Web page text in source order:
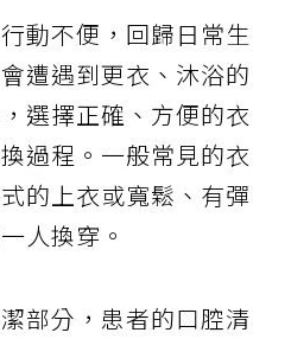
動不便，回歸日常生
遭遇到更衣、沐浴的
選擇正確、方便的衣
過程。一般常見的衣
的上衣或寬鬆、有彈
人換穿。
部分，患者的口腔清